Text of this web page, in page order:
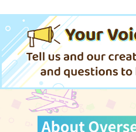
サンプル
作品詳細 作品